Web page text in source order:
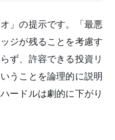
」の提示です。「最悪
ジが残ることを考慮す
ず、許容できる投資リ
うことを論理的に説明
ードルは劇的に下がり